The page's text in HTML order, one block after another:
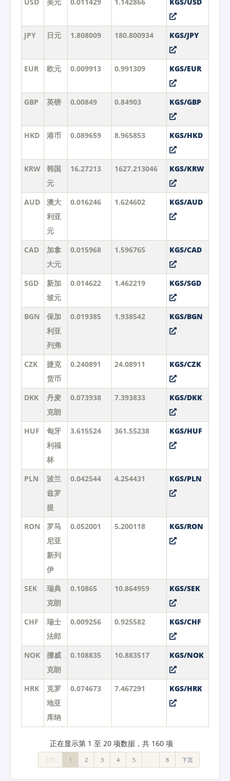
JPY 日元 1.808009 180.800934 KGS/JPY
EUR 欧元 0.009913 0.991309 KGS/EUR
GBP 英镑 0.00849 0.84903 KGS/GBP
HKD 港币 0.089659 8.965853 KGS/HKD
KRW
韩国
元
16.27213 1627.213046 KGS/KRW
AUD
澳大
利亚
元
0.016246 1.624602 KGS/AUD
CAD
加拿
大元
0.015968 1.596765 KGS/CAD
SGD
新加
坡元
0.014622 1.462219 KGS/SGD
BGN
保加
利亚
列弗
0.019385 1.938542 KGS/BGN
CZK
捷克
货币
0.240891 24.08911 KGS/CZK
DKK
丹麦
克朗
0.073938 7.393833 KGS/DKK
HUF
匈牙
利福
林
3.615524 361.55238 KGS/HUF
PLN
波兰
兹罗
提
0.042544 4.254431 KGS/PLN
RON
罗马
尼亚
新列
伊
0.052001 5.200118 KGS/RON
SEK
瑞典
克朗
0.10865 10.864959 KGS/SEK
CHF
瑞士
法郎
0.009256 0.925582 KGS/CHF
NOK
挪威
克朗
0.108835 10.883517 KGS/NOK
HRK
克罗
地亚
库纳
0.074673 7.467291 KGS/HRK
正在显示第 1 至 20 项数据，共 160 项
上页 1 2 3 4 5 … 8 下页